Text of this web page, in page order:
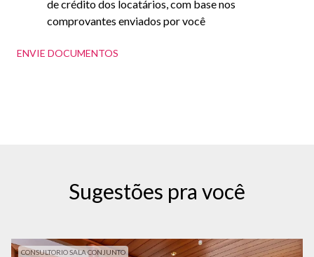
de crédito dos locatários, com base nos
comprovantes enviados por você
ENVIE DOCUMENTOS
Sugestões pra você
CONSULTORIO SALA CONJUNTO